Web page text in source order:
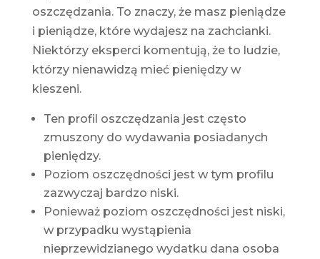
oszczędzania. To znaczy, że masz pieniądze
i pieniądze, które wydajesz na zachcianki.
Niektórzy eksperci komentują, że to ludzie,
którzy nienawidzą mieć pieniędzy w
kieszeni.
Ten profil oszczędzania jest często
zmuszony do wydawania posiadanych
pieniędzy.
Poziom oszczędności jest w tym profilu
zazwyczaj bardzo niski.
Ponieważ poziom oszczędności jest niski,
w przypadku wystąpienia
nieprzewidzianego wydatku dana osoba